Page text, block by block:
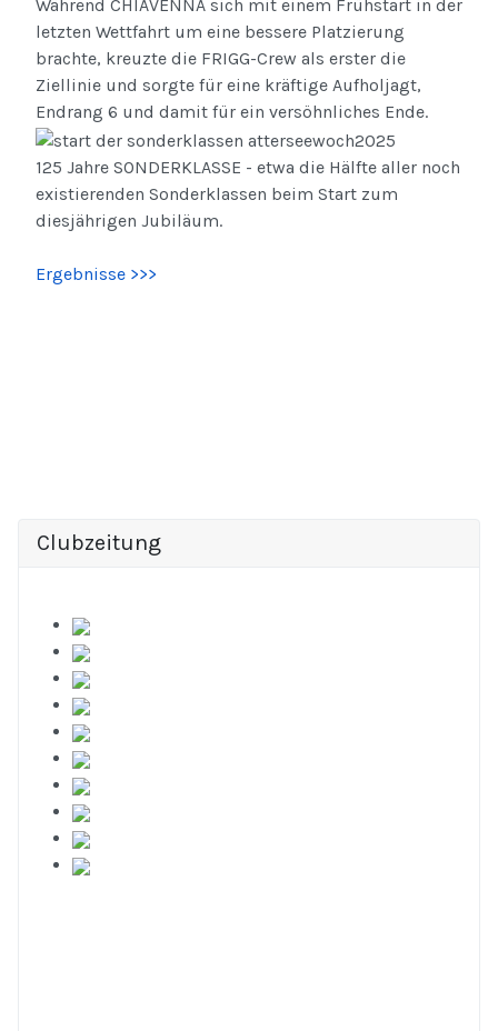
Während CHIAVENNA sich mit einem Frühstart in der
letzten Wettfahrt um eine bessere Platzierung
brachte, kreuzte die FRIGG-Crew als erster die
Ziellinie und sorgte für eine kräftige Aufholjagt,
Endrang 6 und damit für ein versöhnliches Ende.
125 Jahre SONDERKLASSE - etwa die Hälfte aller noch
existierenden Sonderklassen beim Start zum
diesjährigen Jubiläum.
Ergebnisse >>>
Clubzeitung